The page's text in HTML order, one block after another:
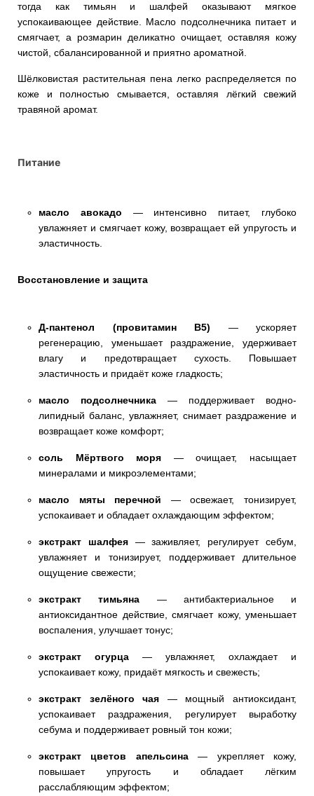
тогда как тимьян и шалфей оказывают мягкое
успокаивающее действие. Масло подсолнечника питает и
смягчает, а розмарин деликатно очищает, оставляя кожу
чистой, сбалансированной и приятно ароматной.
Шёлковистая растительная пена легко распределяется по
коже и полностью смывается, оставляя лёгкий свежий
травяной аромат.
Питание
масло авокадо — интенсивно питает, глубоко
увлажняет и смягчает кожу, возвращает ей упругость и
эластичность.
Восстановление и защита
Д-пантенол (провитамин B5) — ускоряет
регенерацию, уменьшает раздражение, удерживает
влагу и предотвращает сухость. Повышает
эластичность и придаёт коже гладкость;
масло подсолнечника — поддерживает водно-
липидный баланс, увлажняет, снимает раздражение и
возвращает коже комфорт;
соль Мёртвого моря — очищает, насыщает
минералами и микроэлементами;
масло мяты перечной — освежает, тонизирует,
успокаивает и обладает охлаждающим эффектом;
экстракт шалфея— заживляет, регулирует себум,
увлажняет и тонизирует, поддерживает длительное
ощущение свежести;
экстракт тимьяна — антибактериальное и
антиоксидантное действие, смягчает кожу, уменьшает
воспаления, улучшает тонус;
экстракт огурца — увлажняет, охлаждает и
успокаивает кожу, придаёт мягкость и свежесть;
экстракт зелёного чая — мощный антиоксидант,
успокаивает раздражения, регулирует выработку
себума и поддерживает ровный тон кожи;
экстракт цветов апельсина— укрепляет кожу,
повышает упругость и обладает лёгким
расслабляющим эффектом;